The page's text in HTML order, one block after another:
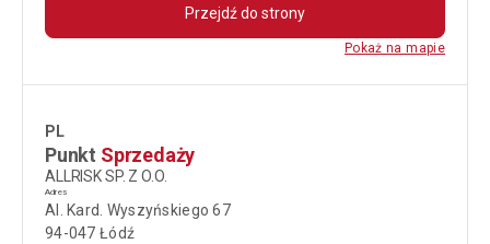
Przejdź do strony
Pokaż na mapie
PL
Punkt Sprzedaży
ALLRISK SP. Z O.O.
Adres
Al. Kard. Wyszyńskiego 67
94-047 Łódź